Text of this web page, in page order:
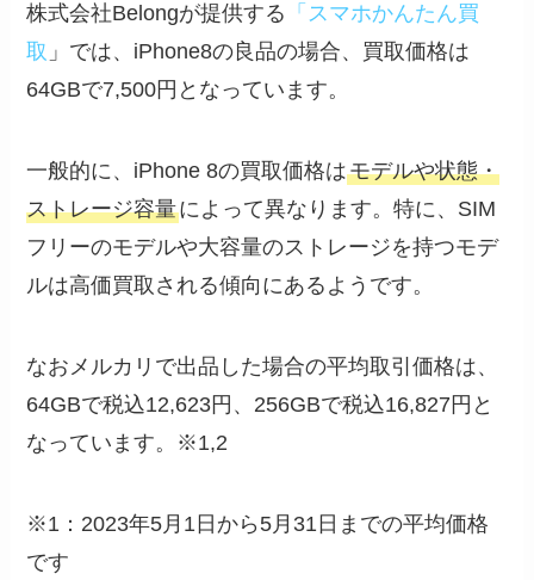
株式会社Belongが提供する 「スマホかんたん買
取 」では、iPhone8の良品の場合、買取価格は
64GBで7,500円となっています。
一般的に、iPhone 8の買取価格はモデルや状態・
ストレージ容量によって異なります。特に、SIM
フリーのモデルや大容量のストレージを持つモデ
ルは高価買取される傾向にあるようです。
なおメルカリで出品した場合の平均取引価格は、
64GBで税込12,623円、256GBで税込16,827円と
なっています。※1,2
※1：​​2023年5月1日から5月31日までの平均価格
です